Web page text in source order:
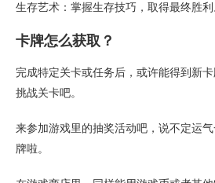
生存艺术：掌握生存技巧，取得最终胜利
卡牌怎么获取？
完成特定关卡或任务后，或许能得到新
挑战关卡吧。
来参加游戏里的抽奖活动吧，说不定运
牌啦。